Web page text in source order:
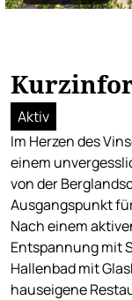
Aktiv
Im Herzen des
einem
von der
Ausgangspunkt
Nach einem
Entspannung mit
Hallenbad mit
hauseigene